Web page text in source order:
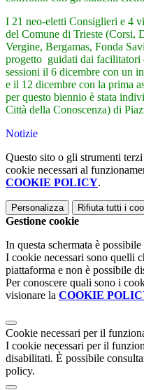
I 21 neo-eletti Consiglieri e 4
del Comune di Trieste (Corsi,
Vergine, Bergamas, Fonda
progetto guidati dai facilitatori
sessioni il 6 dicembre con un
e il 12 dicembre con la prima
per questo biennio è stata
Città della Conoscenza) di
Notizie
Questo sito o gli strumenti
cookie necessari al
COOKIE POLICY.
Personalizza Rifiuta tutti i
Gestione cookie
In questa schermata è
I cookie necessari sono quelli
piattaforma e non è possibile
Per conoscere quali sono i
visionare la COOKIE
Cookie necessari per il
I cookie necessari per il
disabilitati. È possibile
policy.